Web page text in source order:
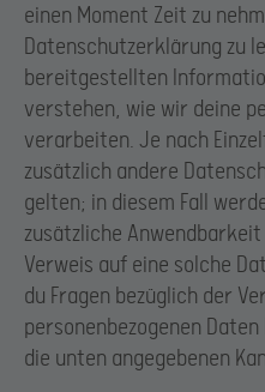
Video and Audio
einen Moment Zeit zu
Datenschutzerklärung zu
bereitgestellten
verstehen, wie wir deine
verarbeiten. Je nach
zusätzlich andere
gelten; in diesem Fall
zusätzliche
Verweis auf eine solche
du Fragen bezüglich der
personenbezogenen
die unten angegebenen